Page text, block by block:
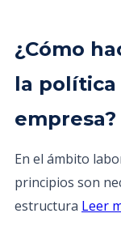
¿Cómo
la
empresa?
En el ámbito
principios son
estructura Leer